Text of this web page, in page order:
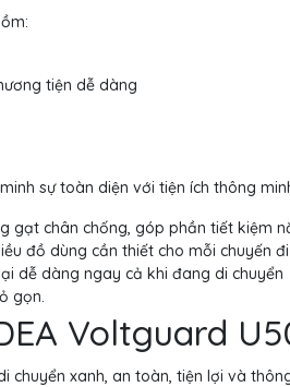
tiện dễ dàng
sự toàn diện với tiện ích thông
gạt chân chống, góp phần tiết kiệm
đồ dùng cần thiết cho mỗi chuyến đi
dễ dàng ngay cả khi đang di chuyển
gọn.
Voltguard
xanh, an toàn, tiện lợi và